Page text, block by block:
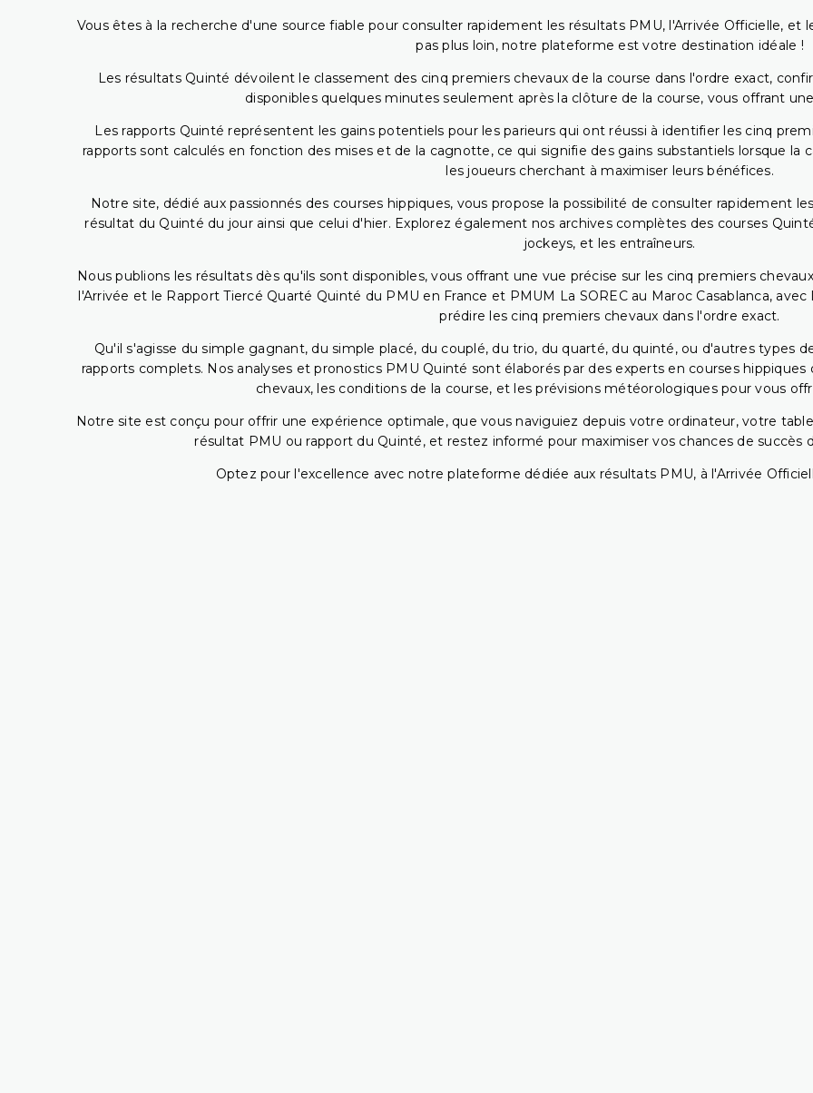
Vous êtes à la recherche d'une source fiable pour consulter rapidement les résultats PMU, l'Arrivée Officielle, et
pas plus loin, notre plateforme est votre destination idéale !
Les résultats Quinté dévoilent le classement des cinq premiers chevaux de la course dans l'ordre exact,
disponibles quelques minutes seulement après la clôture de la course, vous offrant
Les rapports Quinté représentent les gains potentiels pour les parieurs qui ont réussi à identifier les cinq
rapports sont calculés en fonction des mises et de la cagnotte, ce qui signifie des gains substantiels lorsque
les joueurs cherchant à maximiser leurs bénéfices.
Notre site, dédié aux passionnés des courses hippiques, vous propose la possibilité de consulter rapidement
résultat du Quinté du jour ainsi que celui d'hier. Explorez également nos archives complètes des courses
jockeys, et les entraîneurs.
Nous publions les résultats dès qu'ils sont disponibles, vous offrant une vue précise sur les cinq premiers
l'Arrivée et le Rapport Tiercé Quarté Quinté du PMU en France et PMUM La SOREC au Maroc Casablanca,
prédire les cinq premiers chevaux dans l'ordre exact.
Qu'il s'agisse du simple gagnant, du simple placé, du couplé, du trio, du quarté, du quinté, ou d'autres types
rapports complets. Nos analyses et pronostics PMU Quinté sont élaborés par des experts en courses
chevaux, les conditions de la course, et les prévisions météorologiques pour vous
Notre site est conçu pour offrir une expérience optimale, que vous naviguiez depuis votre ordinateur, votre
résultat PMU ou rapport du Quinté, et restez informé pour maximiser vos chances de succès
Optez pour l'excellence avec notre plateforme dédiée aux résultats PMU, à l'Arrivée